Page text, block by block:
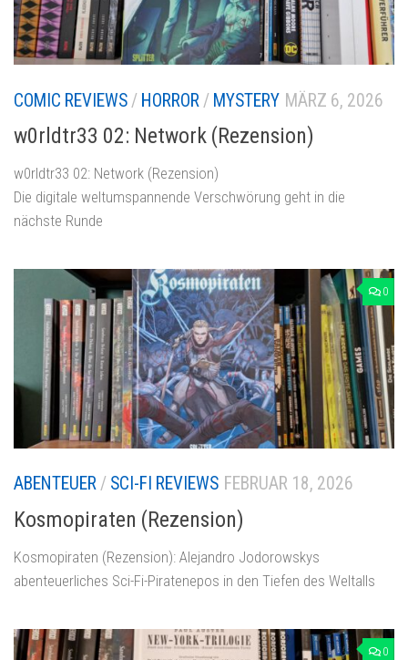
COMIC REVIEWS / HORROR / MYSTERY MÄRZ 6, 2026
w0rldtr33 02: Network (Rezension)
w0rldtr33 02: Network (Rezension)
Die digitale weltumspannende Verschwörung geht in die
nächste Runde
0
ABENTEUER / SCI-FI REVIEWS FEBRUAR 18, 2026
Kosmopiraten (Rezension)
Kosmopiraten (Rezension): Alejandro Jodorowskys
abenteuerliches Sci-Fi-Piratenepos in den Tiefen des Weltalls
0